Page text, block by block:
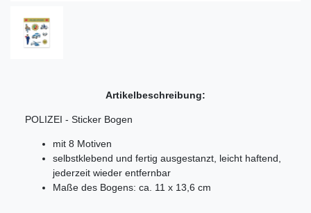
Artikelbeschreibung:
POLIZEI - Sticker Bogen
mit 8 Motiven
selbstklebend und fertig ausgestanzt, leicht haftend,
jederzeit wieder entfernbar
Maße des Bogens: ca. 11 x 13,6 cm